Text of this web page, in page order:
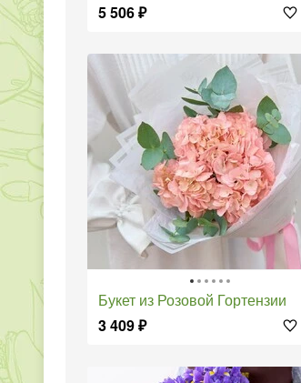
5 506₽
Букет из Розовой Гортензии
3 409₽